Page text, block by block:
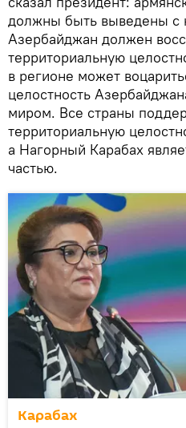
должны быть выведены с
Азербайджан должен
территориальную
в регионе может
целостность
миром. Все страны
территориальную
а Нагорный Карабах
частью.
Карабах